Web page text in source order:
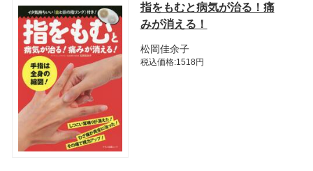
指をもむと病気が治る！痛
みが消える！
松岡佳余子
税込価格:1518円